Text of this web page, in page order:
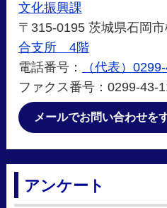
文化振興課
〒315-0195 茨城県石岡
合支所 4階
電話番号：
（代表）
ファクス番号：0299-43-
メールでお問い合わせを
アンケート